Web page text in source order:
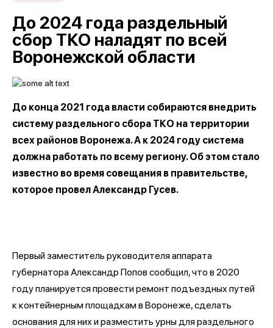
До 2024 года раздельный
сбор ТКО наладят по всей
Воронежской области
До конца 2021 года власти собираются внедрить
систему раздельного сбора ТКО на территории
всех районов Воронежа. А к 2024 году система
должна работать по всему региону. Об этом стало
известно во время совещания в правительстве,
которое провел Александр Гусев.
Первый заместитель руководителя аппарата
губернатора Александр Попов сообщил, что в 2020
году планируется провести ремонт подъездных путей
к контейнерным площадкам в Воронеже, сделать
основания для них и разместить урны для раздельного